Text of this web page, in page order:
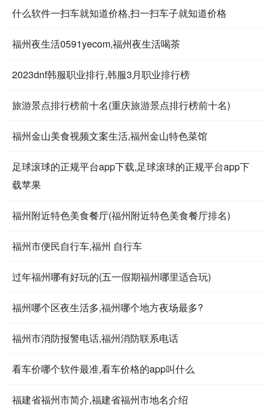
什么软件一扫车就知道价格,扫一扫车子就知道价格
福州夜生活0591yecom,福州夜生活喝茶
2023dnf韩服职业排行,韩服3月职业排行榜
旅游景点排行榜前十名(重庆旅游景点排行榜前十名)
福州金山美食视频文案生活,福州金山特色菜馆
足球滚球的正规平台app下载,足球滚球的正规平台app下
载苹果
福州附近特色美食餐厅(福州附近特色美食餐厅排名)
福州市便民自行车,福州 自行车
过年福州哪有好玩的(五一假期福州哪里适合玩)
福州哪个区夜生活多,福州哪个地方夜场最多?
福州市消防报警电话,福州消防联系电话
看车价哪个软件最准,看车价格的app叫什么
福建省福州市简介,福建省福州市地名介绍